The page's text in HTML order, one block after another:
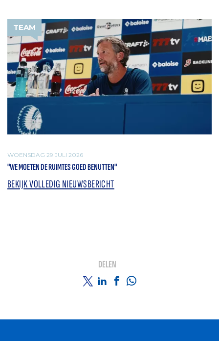
TEAM
WOENSDAG 29 JULI 2026
"WE MOETEN DE RUIMTES GOED BENUTTEN"
BEKIJK VOLLEDIG NIEUWSBERICHT
DELEN